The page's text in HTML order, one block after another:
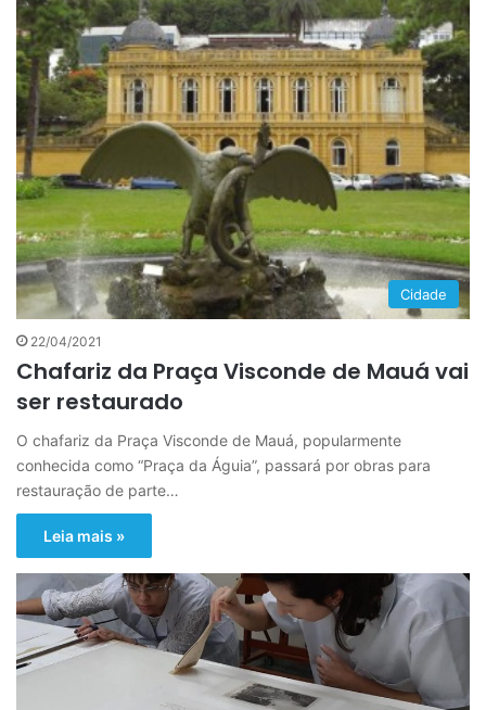
Cidade
22/04/2021
Chafariz da Praça Visconde de Mauá vai
ser restaurado
O chafariz da Praça Visconde de Mauá, popularmente
conhecida como “Praça da Águia”, passará por obras para
restauração de parte…
Leia mais »